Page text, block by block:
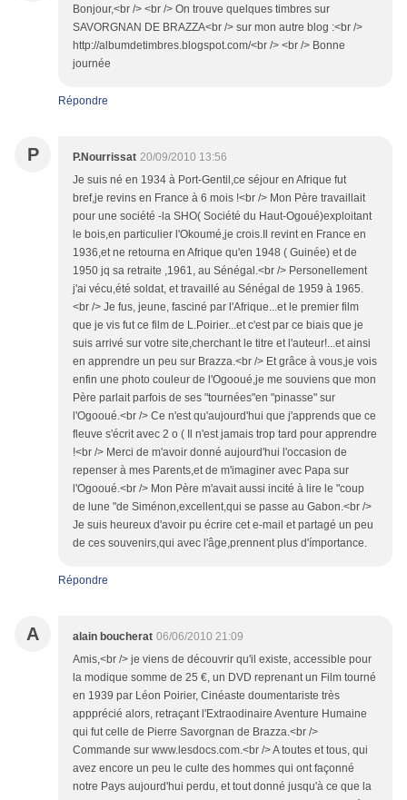
Bonjour,<br /> <br /> On trouve quelques timbres sur
SAVORGNAN DE BRAZZA<br /> sur mon autre blog :<br />
http://albumdetimbres.blogspot.com/<br /> <br /> Bonne
journée
Répondre
P P.Nourrissat 20/09/2010 13:56
Je suis né en 1934 à Port-Gentil,ce séjour en Afrique fut
bref,je revins en France à 6 mois !<br /> Mon Père travaillait
pour une société -la SHO( Société du Haut-Ogoué)exploitant
le bois,en particulier l'Okoumé,je crois.Il revint en France en
1936,et ne retourna en Afrique qu'en 1948 ( Guinée) et de
1950 jq sa retraite ,1961, au Sénégal.<br /> Personellement
j'ai vécu,été soldat, et travaillé au Sénégal de 1959 à 1965.
<br /> Je fus, jeune, fasciné par l'Afrique...et le premier film
que je vis fut ce film de L.Poirier...et c'est par ce biais que je
suis arrivé sur votre site,cherchant le titre et l'auteur!...et ainsi
en apprendre un peu sur Brazza.<br /> Et grâce à vous,je vois
enfin une photo couleur de l'Ogooué,je me souviens que mon
Père parlait parfois de ses "tournées"en "pinasse" sur
l'Ogooué.<br /> Ce n'est qu'aujourd'hui que j'apprends que ce
fleuve s'écrit avec 2 o ( Il n'est jamais trop tard pour apprendre
!<br /> Merci de m'avoir donné aujourd'hui l'occasion de
repenser à mes Parents,et de m'imaginer avec Papa sur
l'Ogooué.<br /> Mon Père m'avait aussi incité à lire le "coup
de lune "de Siménon,excellent,qui se passe au Gabon.<br />
Je suis heureux d'avoir pu écrire cet e-mail et partagé un peu
de ces souvenirs,qui avec l'âge,prennent plus d'ímportance.
Répondre
A alain boucherat 06/06/2010 21:09
Amis,<br /> je viens de découvrir qu'il existe, accessible pour
la modique somme de 25 €, un DVD reprenant un Film tourné
en 1939 par Léon Poirier, Cinéaste doumentariste très
appprécié alors, retraçant l'Extraodinaire Aventure Humaine
qui fut celle de Pierre Savorgnan de Brazza.<br />
Commande sur www.lesdocs.com.<br /> A toutes et tous, qui
avez encore un peu le culte des hommes qui ont façonné
notre Pays aujourd'hui perdu, et tout donné jusqu'à ce que la